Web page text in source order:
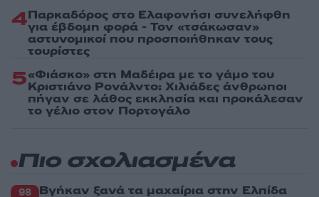
4Παρκαδόρος στο Ελαφονήσι συνελήφθη
για έβδομη φορά - Τον «τσάκωσαν»
αστυνομικοί που προσποιήθηκαν τους
τουρίστες
5«Φιάσκο» στη Μαδέιρα με το γάμο του
Κριστιάνο Ρονάλντο: Χιλιάδες άνθρωποι
πήγαν σε λάθος εκκλησία και προκάλεσαν
το γέλιο στον Πορτογάλο
Πιο σχολιασμένα
98 Βγήκαν ξανά τα μαχαίρια στην Ελπίδα